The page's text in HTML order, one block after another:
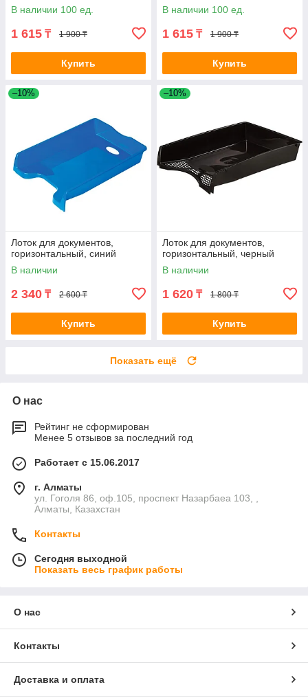
В наличии 100 ед.
1 615 ₸ 1 900 ₸
Купить
В наличии 100 ед.
1 615 ₸ 1 900 ₸
Купить
–10%
Лоток для документов,
горизонтальный, синий
В наличии
2 340 ₸ 2 600 ₸
Купить
–10%
Лоток для документов,
горизонтальный, черный
В наличии
1 620 ₸ 1 800 ₸
Купить
Показать ещё
О нас
Рейтинг не сформирован
Менее 5 отзывов за последний год
Работает с 15.06.2017
г. Алматы
ул. Гоголя 86, оф.105, проспект Назарбаеа 103, ,
Алматы, Казахстан
Контакты
Сегодня выходной
Показать весь график работы
О нас
Контакты
Доставка и оплата